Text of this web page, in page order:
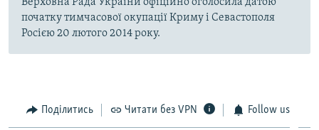
Верховна Рада України офіційно оголосила датою
початку тимчасової окупації Криму і Севастополя
Росією 20 лютого 2014 року.
Поділитись Читати без VPN Follow us